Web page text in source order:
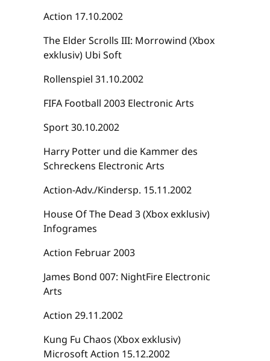
Action 17.10.2002
The Elder Scrolls III: Morrowind (Xbox
exklusiv) Ubi Soft
Rollenspiel 31.10.2002
FIFA Football 2003 Electronic Arts
Sport 30.10.2002
Harry Potter und die Kammer des
Schreckens Electronic Arts
Action-Adv./Kindersp. 15.11.2002
House Of The Dead 3 (Xbox exklusiv)
Infogrames
Action Februar 2003
James Bond 007: NightFire Electronic
Arts
Action 29.11.2002
Kung Fu Chaos (Xbox exklusiv)
Microsoft Action 15.12.2002